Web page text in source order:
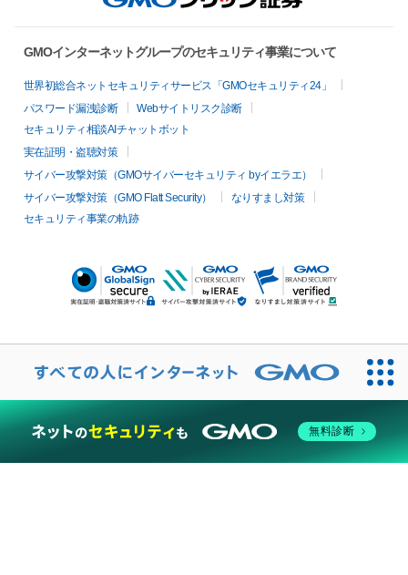
GMOインターネットグループのセキュリティ事業について
世界初総合ネットセキュリティサービス「GMOセキュリティ24」
パスワード漏洩診断
Webサイトリスク診断
セキュリティ相談AIチャットボット
実在証明・盗聴対策
サイバー攻撃対策（GMOサイバーセキュリティ byイエラエ）
サイバー攻撃対策（GMO Flatt Security）
なりすまし対策
セキュリティ事業の軌跡
無料診断